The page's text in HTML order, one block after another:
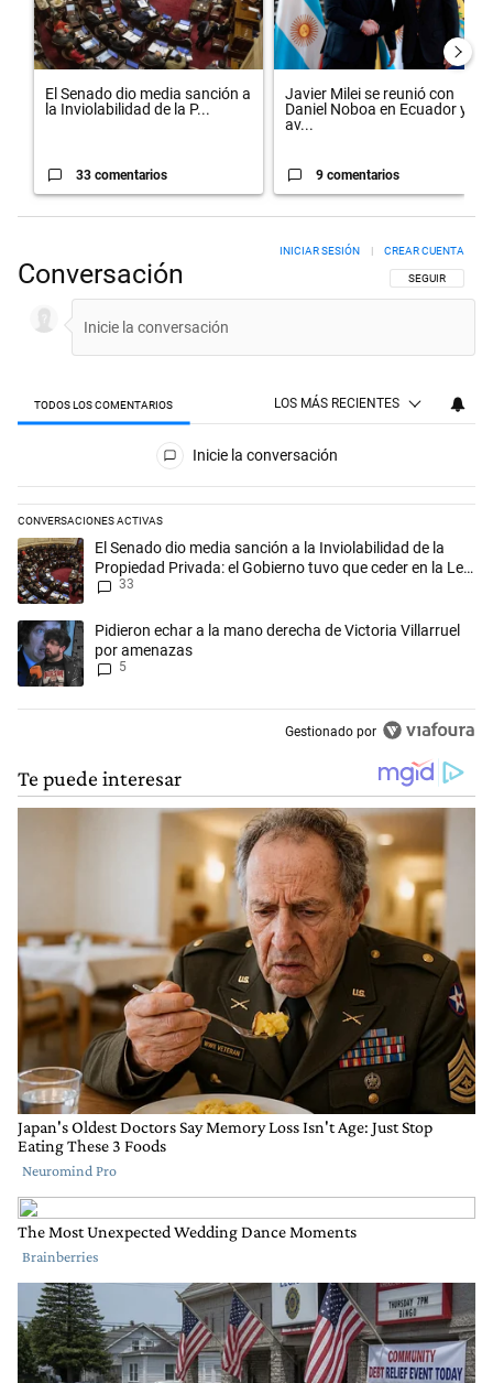
El Senado dio media sanción a
la Inviolabilidad de la P...
33 comentarios
Javier Milei se reunió con
Daniel Noboa en Ecuador y
av...
9 comentarios
Conversación SIGA ESTA
SEGUIR
INICIAR SESIÓN CREAR CUENTA
TODOS LOS COMENTARIOS LOS MÁS RECIENTES
Todos los comentarios
Inicie la conversación
CONVERSACIONES ACTIVAS
Este listado muestra los artículos con más comentarios en los
Un artículo de tendencia con el título "El Senado dio media sanción a
El Senado dio media sanción a la Inviolabilidad de la
Propiedad Privada: el Gobierno tuvo que ceder en la Ley
del Manejo del Fuego
33
Un artículo de tendencia con el título "Pidieron echar a la mano
Pidieron echar a la mano derecha de Victoria Villarruel
por amenazas
5
Gestionado por